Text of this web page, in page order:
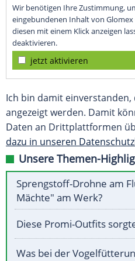
Wir benötigen Ihre Zustimmung,
eingebundenen Inhalt von Glomex
diesen mit einem Klick anzeigen
deaktivieren.
jetzt aktivieren
Ich bin damit
angezeigt werden. Damit
Daten an Drittplattformen
dazu in unseren
Unsere Themen-
Sprengstoff-Drohne am
Mächte" am Werk?
Diese Promi-Outfits
Was bei der